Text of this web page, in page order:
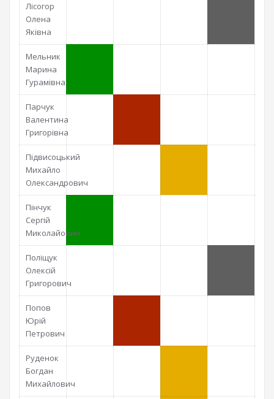
Лісогор
Олена
Яківна
Мельник
Марина
Гурамівна
Парчук
Валентина
Григорівна
Підвисоцький
Михайло
Олександрович
Пінчук
Сергій
Миколайович
Поліщук
Олексій
Григорович
Попов
Юрій
Петрович
Руденок
Богдан
Михайлович